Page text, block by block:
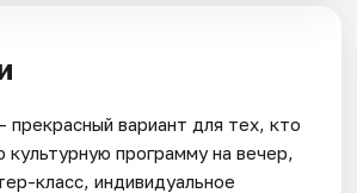
прекрасный вариант для тех, кто
программу на вечер,
класс, индивидуальное